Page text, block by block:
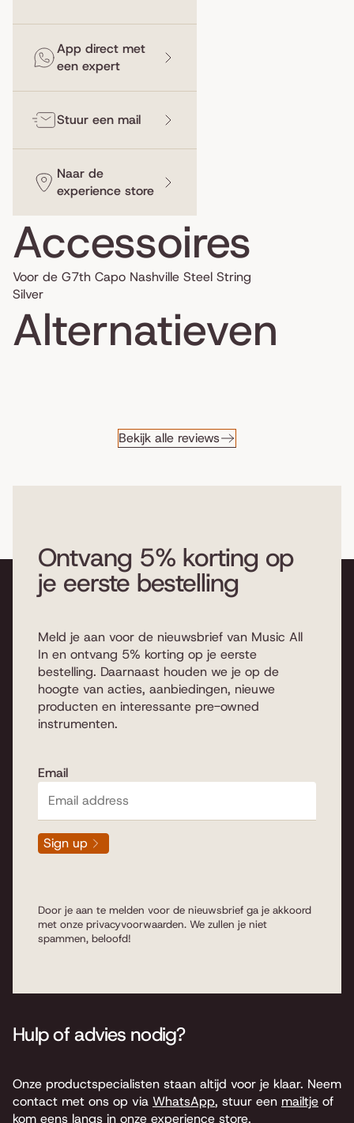
App direct met
een expert
Stuur een mail
Naar de
experience store
Accessoires
Voor de G7th Capo Nashville Steel String
Silver
Alternatieven
Bekijk alle reviews
Ontvang 5% korting op
je eerste bestelling
Meld je aan voor de nieuwsbrief van Music All
In en ontvang 5% korting op je eerste
bestelling. Daarnaast houden we je op de
hoogte van acties, aanbiedingen, nieuwe
producten en interessante pre-owned
instrumenten.
Email
Sign up
Door je aan te melden voor de nieuwsbrief ga je akkoord
met onze privacyvoorwaarden. We zullen je niet
spammen, beloofd!
Hulp of advies nodig?
Onze productspecialisten staan altijd voor je klaar. Neem
contact met ons op via WhatsApp, stuur een mailtje of
kom eens langs in onze experience store.